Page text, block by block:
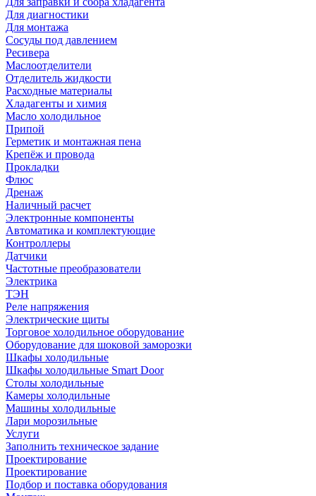
Для диагностики
Для монтажа
Сосуды под давлением
Ресивера
Маслоотделители
Отделитель жидкости
Расходные материалы
Хладагенты и химия
Масло холодильное
Припой
Герметик и монтажная пена
Крепёж и провода
Прокладки
Флюс
Дренаж
Наличный расчет
Электронные компоненты
Автоматика и комплектующие
Контроллеры
Датчики
Частотные преобразователи
Электрика
ТЭН
Реле напряжения
Электрические щиты
Торговое холодильное оборудование
Оборудование для шоковой заморозки
Шкафы холодильные
Шкафы холодильные Smart Door
Столы холодильные
Камеры холодильные
Машины холодильные
Лари морозильные
Услуги
Заполнить техническое задание
Проектирование
Проектирование
Подбор и поставка оборудования